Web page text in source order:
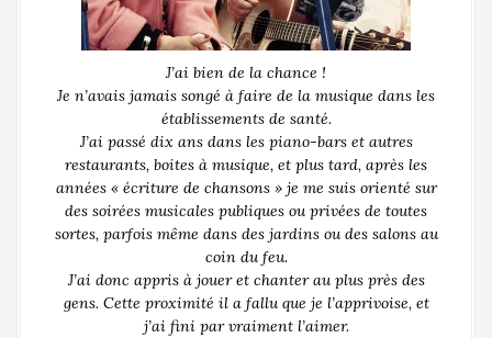
J’ai bien de la chance !
Je n’avais jamais songé à faire de la musique dans les
établissements de santé.
J’ai passé dix ans dans les piano-bars et autres
restaurants, boites à musique, et plus tard, après les
années « écriture de chansons » je me suis orienté sur
des soirées musicales publiques ou privées de toutes
sortes, parfois même dans des jardins ou des salons au
coin du feu.
J’ai donc appris à jouer et chanter au plus près des
gens. Cette proximité il a fallu que je l’apprivoise, et
j’ai fini par vraiment l’aimer.